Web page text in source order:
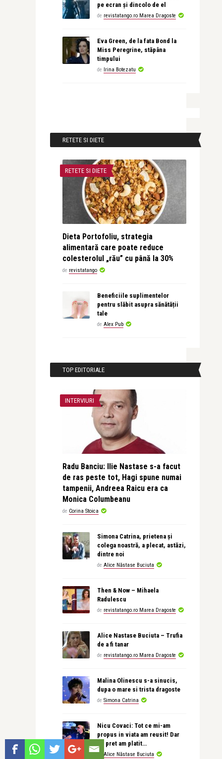
pe ecran și dincolo de el
de revistatango.ro Marea Dragoste
Eva Green, de la fata Bond la
Miss Peregrine, stăpâna
timpului
de Irina Botezatu
RETETE SI DIETE
RETETE SI DIETE
Dieta Portofoliu, strategia
alimentară care poate reduce
colesterolul „rău” cu până la 30%
de revistatango
Beneficiile suplimentelor
pentru slăbit asupra sănătății
tale
de Alex Pub
TOP EDITORIALE
INTERVIURI
Radu Banciu: Ilie Nastase s-a facut
de ras peste tot, Hagi spune numai
tampenii, Andreea Raicu era ca
Monica Columbeanu
de Corina Stoica
Simona Catrina, prietena și
colega noastră, a plecat, astăzi,
dintre noi
de Alice Năstase Buciuta
Then & Now – Mihaela
Radulescu
de revistatango.ro Marea Dragoste
Alice Nastase Buciuta – Trufia
de a fi tanar
de revistatango.ro Marea Dragoste
Malina Olinescu s-a sinucis,
dupa o mare si trista dragoste
de Simona Catrina
Nicu Covaci: Tot ce mi-am
propus in viata am reusit! Dar
ce pret am platit…
de Alice Năstase Buciuta